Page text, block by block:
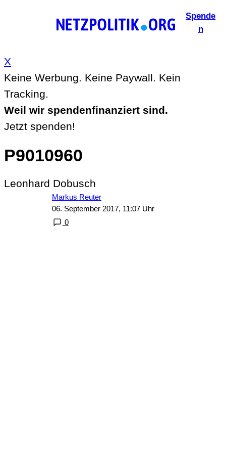
Spende
n
X
Keine Werbung. Keine Paywall. Kein
Tracking.
Weil wir spendenfinanziert sind.
Jetzt spenden!
P9010960
Leonhard Dobusch
Markus Reuter
06. September 2017, 11:07 Uhr
0